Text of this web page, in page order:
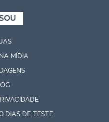
MÍDIA
DIAS DE TESTE